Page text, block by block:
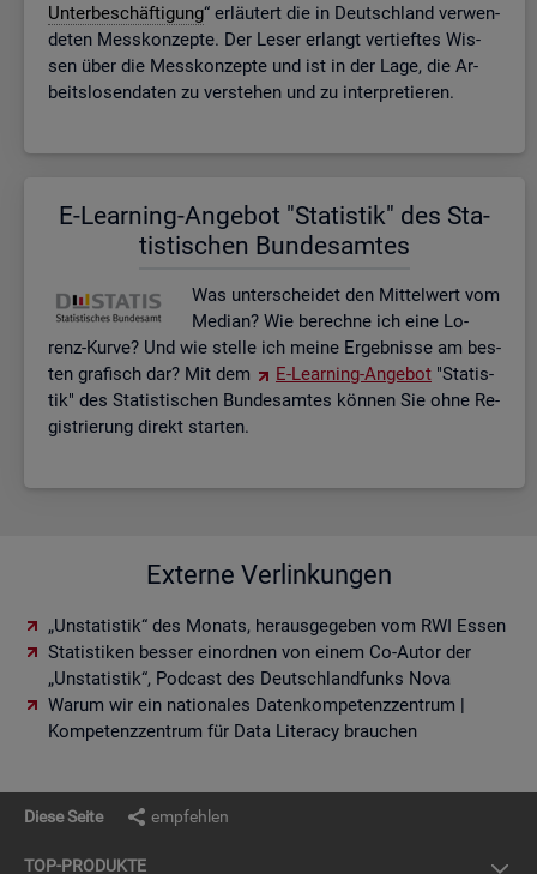
Un­ter­be­schäf­ti­gung“ er­läu­tert die in Deutsch­land ver­wen­
de­ten Mess­kon­zep­te. Der Leser er­langt ver­tief­tes Wis­
sen über die Mess­kon­zep­te und ist in der Lage, die Ar­
beits­lo­sen­da­ten zu ver­ste­hen und zu in­ter­pre­tie­ren.
E-Lear­ning-An­ge­bot "Sta­tis­tik" des Sta­
tis­ti­schen Bun­des­am­tes
Was un­ter­schei­det den Mit­tel­wert vom
Me­di­an? Wie be­rech­ne ich eine Lo­
renz-Kurve? Und wie stel­le ich meine Er­geb­nis­se am bes­
ten gra­fisch dar? Mit dem
E-Lear­ning-An­ge­bot "Sta­tis­
tik" des Sta­tis­ti­schen Bun­des­am­tes kön­nen Sie ohne Re­
gis­trie­rung di­rekt star­ten.
Externe Verlinkungen
„Unstatistik“ des Monats, herausgegeben vom RWI Essen
Statistiken besser einordnen von einem Co-Autor der
„Unstatistik“, Podcast des Deutschlandfunks Nova
Warum wir ein nationales Datenkompetenzzentrum |
Kompetenzzentrum für Data Literacy brauchen
Diese Seite empfehlen
TOP-PRO­DUK­TE